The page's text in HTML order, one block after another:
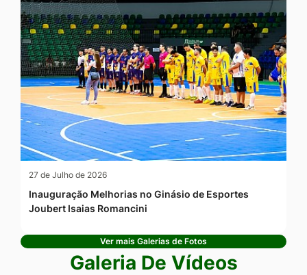
27 de Julho de 2026
Inauguração Melhorias no Ginásio de Esportes
Joubert Isaias Romancini
Ver mais Galerias de Fotos
Galeria De Vídeos